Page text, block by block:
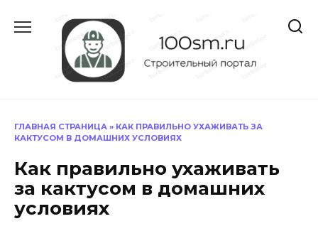
содержанию
ГЛАВНАЯ СТРАНИЦА » КАК ПРАВИЛЬНО УХАЖИВАТЬ ЗА
КАКТУСОМ В ДОМАШНИХ УСЛОВИЯХ
Как правильно ухаживать
за кактусом в домашних
условиях